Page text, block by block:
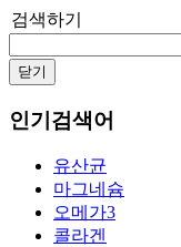
검색하기
닫기
인기검색어
유산균
마그네슘
오메가3
콜라겐